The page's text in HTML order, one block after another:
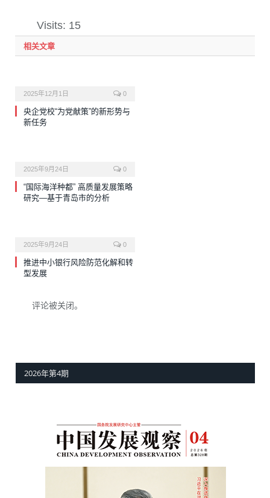
Visits: 15
相关文章
2025年12月1日 0
央企党校“为党献策”的新形势与
新任务
2025年9月24日 0
“国际海洋种都” 高质量发展策略
研究—基于青岛市的分析
2025年9月24日 0
推进中小银行风险防范化解和转
型发展
评论被关闭。
2026年第4期